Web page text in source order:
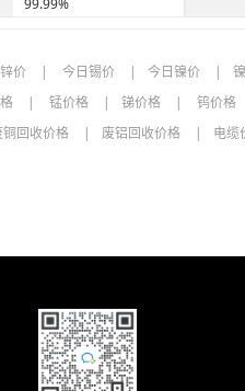
元/吨
元/吨
99.99%
锌价 今日锡价 今日镍价
锰价格 锑价格 钨价格
铜回收价格 废铝回收价格 电缆